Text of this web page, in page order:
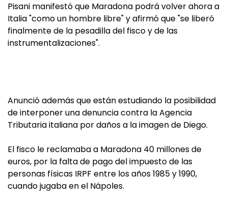
Pisani manifestó que Maradona podrá volver ahora a
Italia "como un hombre libre" y afirmó que "se liberó
finalmente de la pesadilla del fisco y de las
instrumentalizaciones".
Anunció además que están estudiando la posibilidad
de interponer una denuncia contra la Agencia
Tributaria italiana por daños a la imagen de Diego.
El fisco le reclamaba a Maradona 40 millones de
euros, por la falta de pago del impuesto de las
personas físicas IRPF entre los años 1985 y 1990,
cuando jugaba en el Nápoles.